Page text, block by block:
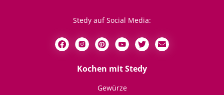
Stedy auf Social Media:
Kochen mit Stedy
Gewürze